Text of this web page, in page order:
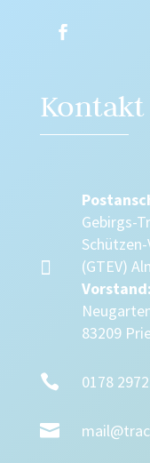
Kontakt

Gebirgs-
(GTEV)
Vorstand:
83209
 0178
